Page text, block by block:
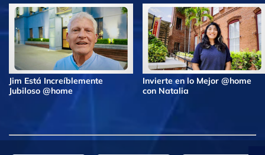
Jim Está Increíblemente
Jubiloso @home
Invierte en lo Mejor @home
con Natalia